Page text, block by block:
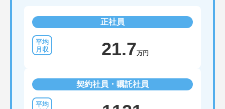
正社員
21.7万円
契約社員・嘱託社員